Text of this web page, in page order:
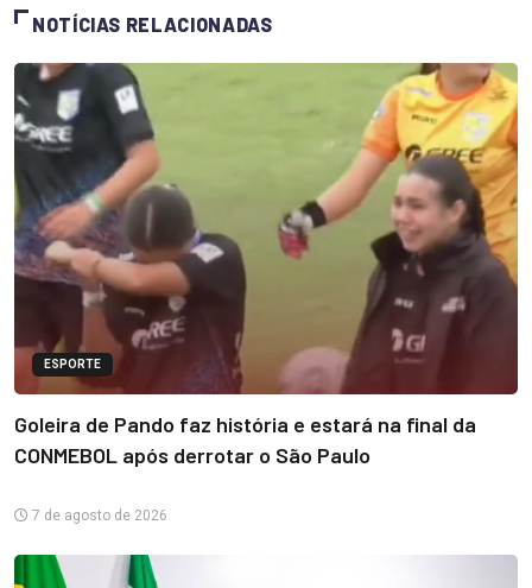
NOTÍCIAS RELACIONADAS
ESPORTE
Goleira de Pando faz história e estará na final da
CONMEBOL após derrotar o São Paulo
7 de agosto de 2026